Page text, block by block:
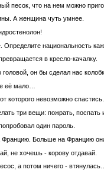
песок, что на нем можно
А женщина чуть умнее.
национальность
в кресло-качалку.
он бы сделал нас
её мало…
которого невозможно спастись.
три вещи: пожрать, поспать
один пароль.
Больше на Францию
не хочешь - корову отдавай.
а потом ничего -